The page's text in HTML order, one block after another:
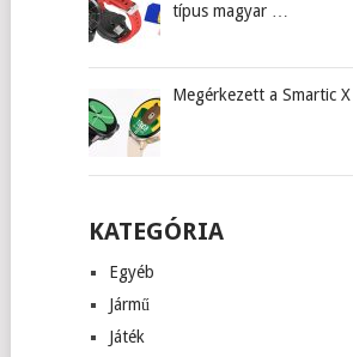
típus magyar …
Megérkezett a Smartic
KATEGÓRIA
Egyéb
Jármű
Játék